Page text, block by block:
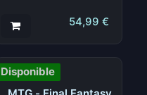
54,99 €
Disponible